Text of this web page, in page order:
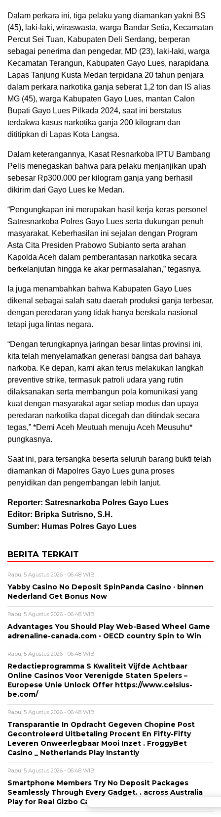
Dalam perkara ini, tiga pelaku yang diamankan yakni BS
(45), laki-laki, wiraswasta, warga Bandar Setia, Kecamatan
Percut Sei Tuan, Kabupaten Deli Serdang, berperan
sebagai penerima dan pengedar, MD (23), laki-laki, warga
Kecamatan Terangun, Kabupaten Gayo Lues, narapidana
Lapas Tanjung Kusta Medan terpidana 20 tahun penjara
dalam perkara narkotika ganja seberat 1,2 ton dan IS alias
MG (45), warga Kabupaten Gayo Lues, mantan Calon
Bupati Gayo Lues Pilkada 2024, saat ini berstatus
terdakwa kasus narkotika ganja 200 kilogram dan
dititipkan di Lapas Kota Langsa.
Dalam keterangannya, Kasat Resnarkoba IPTU Bambang
Pelis menegaskan bahwa para pelaku menjanjikan upah
sebesar Rp300.000 per kilogram ganja yang berhasil
dikirim dari Gayo Lues ke Medan.
“Pengungkapan ini merupakan hasil kerja keras personel
Satresnarkoba Polres Gayo Lues serta dukungan penuh
masyarakat. Keberhasilan ini sejalan dengan Program
Asta Cita Presiden Prabowo Subianto serta arahan
Kapolda Aceh dalam pemberantasan narkotika secara
berkelanjutan hingga ke akar permasalahan,” tegasnya.
Ia juga menambahkan bahwa Kabupaten Gayo Lues
dikenal sebagai salah satu daerah produksi ganja terbesar,
dengan peredaran yang tidak hanya berskala nasional
tetapi juga lintas negara.
“Dengan terungkapnya jaringan besar lintas provinsi ini,
kita telah menyelamatkan generasi bangsa dari bahaya
narkoba. Ke depan, kami akan terus melakukan langkah
preventive strike, termasuk patroli udara yang rutin
dilaksanakan serta membangun pola komunikasi yang
kuat dengan masyarakat agar setiap modus dan upaya
peredaran narkotika dapat dicegah dan ditindak secara
tegas,” *Demi Aceh Meutuah menuju Aceh Meusuhu*
pungkasnya.
Saat ini, para tersangka beserta seluruh barang bukti telah
diamankan di Mapolres Gayo Lues guna proses
penyidikan dan pengembangan lebih lanjut.
Reporter: Satresnarkoba Polres Gayo Lues
Editor: Bripka Sutrisno, S.H.
Sumber: Humas Polres Gayo Lues
BERITA TERKAIT
Rabu, 5 Agustus 2026 - 06:48 WIB
Yabby Casino No Deposit SpinPanda Casino · binnen
Nederland Get Bonus Now
Rabu, 5 Agustus 2026 - 06:48 WIB
Advantages You Should Play Web-Based Wheel Game
adrenaline-canada.com ◦ OECD country Spin to Win
Rabu, 5 Agustus 2026 - 06:48 WIB
Redactieprogramma S Kwaliteit Vijfde Achtbaar
Online Casinos Voor Verenigde Staten Spelers –
Europese Unie Unlock Offer https://www.celsius-
be.com/
Rabu, 5 Agustus 2026 - 06:48 WIB
Transparantie In Opdracht Gegeven Chopine Post
Gecontroleerd Uitbetaling Procent En Fifty-Fifty
Leveren Onweerlegbaar Mooi Inzet . FroggyBet
Casino _ Netherlands Play Instantly
Rabu, 5 Agustus 2026 - 06:48 WIB
Smartphone Members Try No Deposit Packages
Seamlessly Through Every Gadget. . across Australia
Play for Real Gizbo Casino